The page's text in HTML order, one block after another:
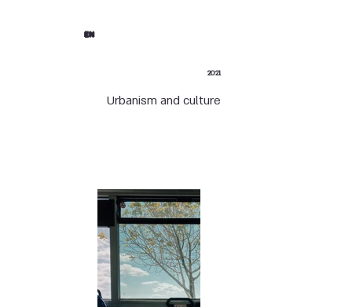
EN
2021
Urbanism and culture